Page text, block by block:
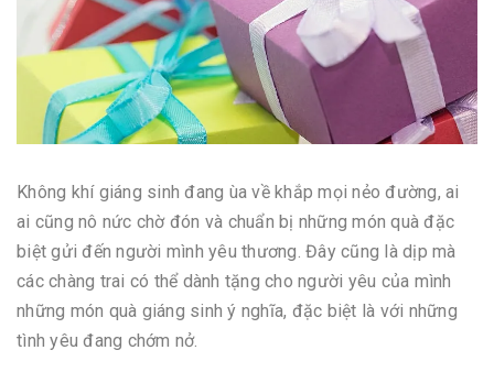
Không khí giáng sinh đang ùa về khắp mọi nẻo đường, ai
ai cũng nô nức chờ đón và chuẩn bị những món quà đặc
biệt gửi đến người mình yêu thương. Đây cũng là dịp mà
các chàng trai có thể dành tặng cho người yêu của mình
những món quà giáng sinh ý nghĩa, đặc biệt là với những
tình yêu đang chớm nở.